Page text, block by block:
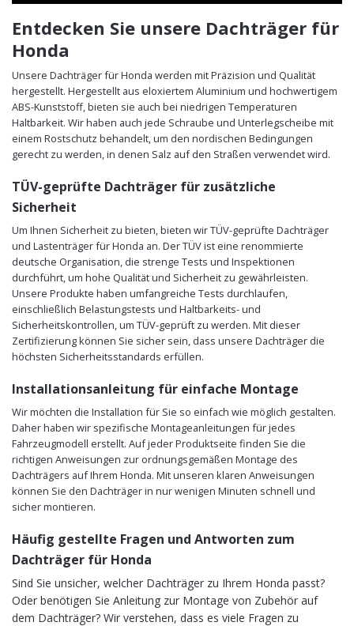
Entdecken Sie unsere Dachträger für
Honda
Unsere Dachträger für Honda werden mit Präzision und Qualität
hergestellt. Hergestellt aus eloxiertem Aluminium und hochwertigem
ABS-Kunststoff, bieten sie auch bei niedrigen Temperaturen
Haltbarkeit. Wir haben auch jede Schraube und Unterlegscheibe mit
einem Rostschutz behandelt, um den nordischen Bedingungen
gerecht zu werden, in denen Salz auf den Straßen verwendet wird.
TÜV-geprüfte Dachträger für zusätzliche
Sicherheit
Um Ihnen Sicherheit zu bieten, bieten wir TÜV-geprüfte Dachträger
und Lastenträger für Honda an. Der TÜV ist eine renommierte
deutsche Organisation, die strenge Tests und Inspektionen
durchführt, um hohe Qualität und Sicherheit zu gewährleisten.
Unsere Produkte haben umfangreiche Tests durchlaufen,
einschließlich Belastungstests und Haltbarkeits- und
Sicherheitskontrollen, um TÜV-geprüft zu werden. Mit dieser
Zertifizierung können Sie sicher sein, dass unsere Dachträger die
höchsten Sicherheitsstandards erfüllen.
Installationsanleitung für einfache Montage
Wir möchten die Installation für Sie so einfach wie möglich gestalten.
Daher haben wir spezifische Montageanleitungen für jedes
Fahrzeugmodell erstellt. Auf jeder Produktseite finden Sie die
richtigen Anweisungen zur ordnungsgemäßen Montage des
Dachträgers auf Ihrem Honda. Mit unseren klaren Anweisungen
können Sie den Dachträger in nur wenigen Minuten schnell und
sicher montieren.
Häufig gestellte Fragen und Antworten zum
Dachträger für Honda
Sind Sie unsicher, welcher Dachträger zu Ihrem Honda passt?
Oder benötigen Sie Anleitung zur Montage von Zubehör auf
dem Dachträger? Wir verstehen, dass es viele Fragen zu